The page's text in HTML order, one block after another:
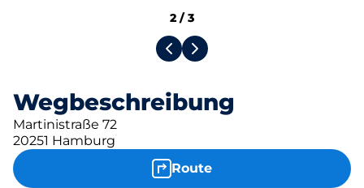
Wegbeschreibung
Martinistraße 72
20251 Hamburg
Route
2 /3